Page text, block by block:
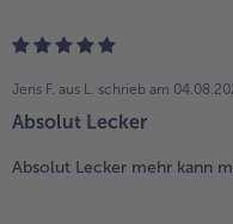
Jens F. aus L. schrieb am
Absolut Lecker
Absolut Lecker mehr kann